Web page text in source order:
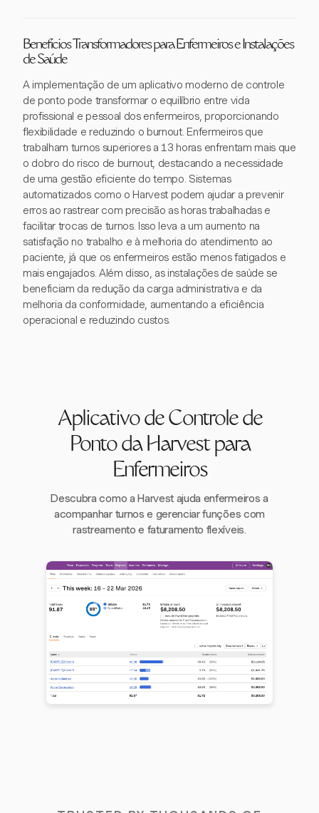
Benefícios Transformadores para Enfermeiros e Instalações
de Saúde
A implementação de um aplicativo moderno de controle
de ponto pode transformar o equilíbrio entre vida
profissional e pessoal dos enfermeiros, proporcionando
flexibilidade e reduzindo o burnout. Enfermeiros que
trabalham turnos superiores a 13 horas enfrentam mais que
o dobro do risco de burnout, destacando a necessidade
de uma gestão eficiente do tempo. Sistemas
automatizados como o Harvest podem ajudar a prevenir
erros ao rastrear com precisão as horas trabalhadas e
facilitar trocas de turnos. Isso leva a um aumento na
satisfação no trabalho e à melhoria do atendimento ao
paciente, já que os enfermeiros estão menos fatigados e
mais engajados. Além disso, as instalações de saúde se
beneficiam da redução da carga administrativa e da
melhoria da conformidade, aumentando a eficiência
operacional e reduzindo custos.
Aplicativo de Controle de
Ponto da Harvest para
Enfermeiros
Descubra como a Harvest ajuda enfermeiros a
acompanhar turnos e gerenciar funções com
rastreamento e faturamento flexíveis.